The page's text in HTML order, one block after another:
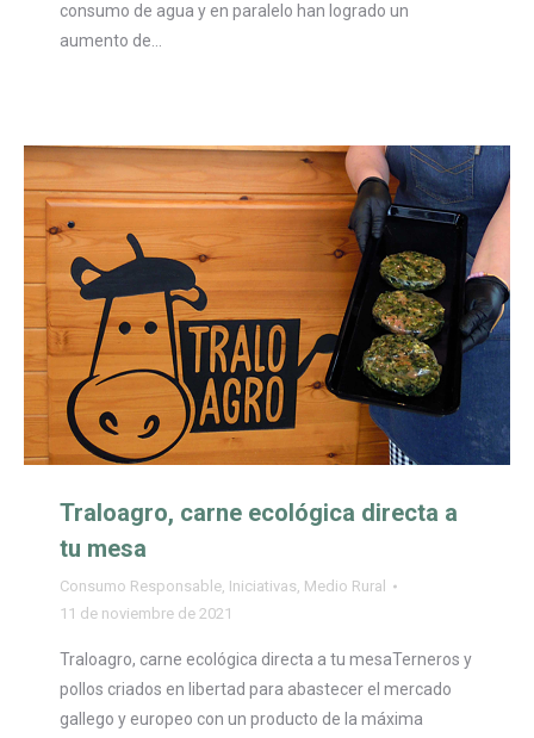
consumo de agua y en paralelo han logrado un
aumento de…
Traloagro, carne ecológica directa a
tu mesa
Consumo Responsable, Iniciativas, Medio Rural
11 de noviembre de 2021
Traloagro, carne ecológica directa a tu mesaTerneros y
pollos criados en libertad para abastecer el mercado
gallego y europeo con un producto de la máxima